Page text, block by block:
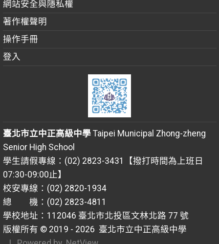
網站安全與隱私權
著作權聲明
操作手冊
登入
臺北市立中正高級中學Taipei Municipal Zhong-zheng
Senior High School
學生請假專線：(02) 2823-3431【撥打時間為上班日
07:30-09:00止】
校安專線：(02) 2820-1934
總 機：(02) 2823-4811
學校地址：112046 臺北市北投區文林北路 77 號
版權所有 © 2019 - 2026 臺北市立中正高級中學